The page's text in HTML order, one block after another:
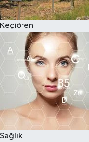
Keçiören
Sağlık